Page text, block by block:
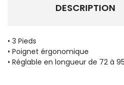
DESCRIPTION
• 3 Pieds
• Poignet érgonomique
• Réglable en longueur de 72 à